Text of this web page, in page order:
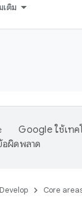
เติม
Google ใช้เทค
ผิดพลาด
Develop Core